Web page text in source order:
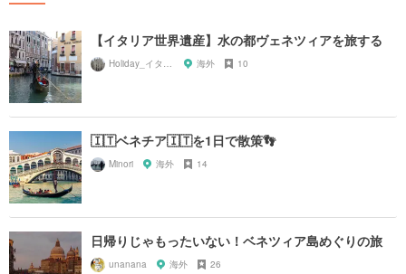
【イタリア世界遺産】水の都ヴェネツィアを旅する
Holiday_イタリア 海外 10
🇮🇹ベネチア🇮🇹を1日で散策👣
Minori 海外 14
日帰りじゃもったいない！ベネツィア島めぐりの旅
unanana 海外 26